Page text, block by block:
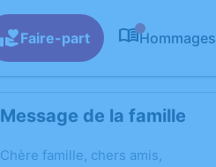
Faire-part Hommages
Message de la famille
Chère famille, chers amis,